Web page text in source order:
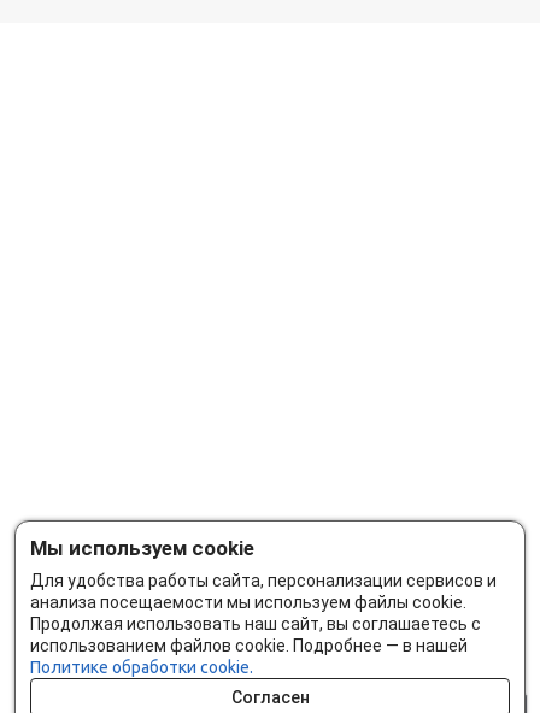
Мы используем cookie
Для удобства работы сайта, персонализации сервисов и
анализа посещаемости мы используем файлы cookie.
Продолжая использовать наш сайт, вы соглашаетесь с
использованием файлов cookie. Подробнее — в нашей
Политике обработки cookie.
Согласен